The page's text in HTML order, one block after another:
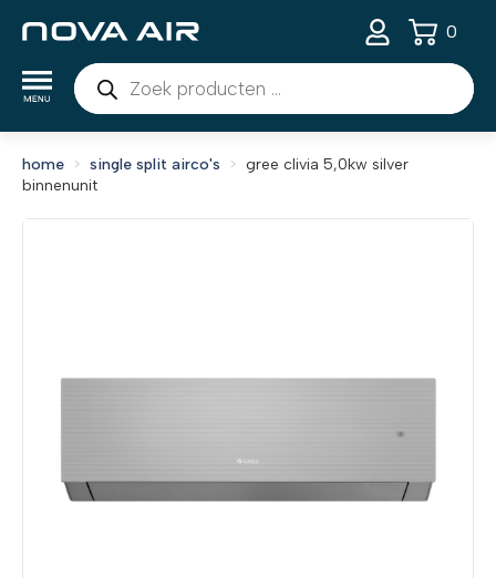
Producten
zoeken
0
home single split airco's
gree clivia 5,0kw silver
binnenunit